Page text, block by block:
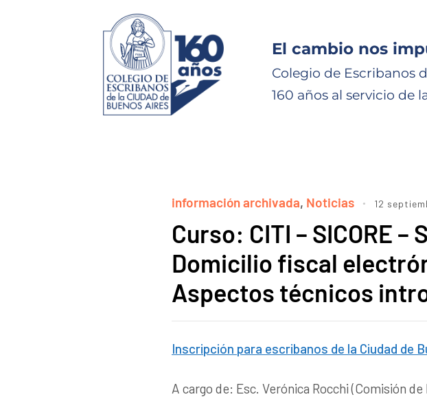
El cambio nos
Colegio de Escribanos
160 años al servicio de
información archivada, Noticias 12
Curso: CITI – SICORE –
Domicilio fiscal
Aspectos técnicos
Inscripción para escribanos de la Ciudad de
A cargo de: Esc. Verónica Rocchi (Comisión